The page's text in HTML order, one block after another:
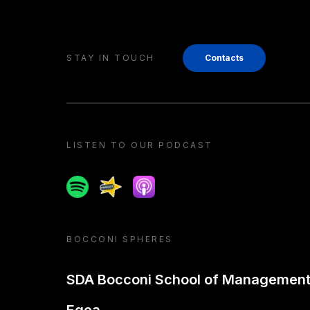
STAY IN TOUCH Contacts
LISTEN TO OUR PODCAST
SpotifySpreakerApple podcast
BOCCONI SPHERES
SDA Bocconi School of Management